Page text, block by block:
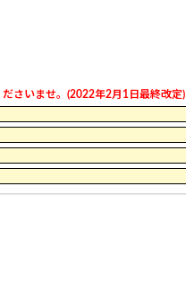
さいませ。(2022年2月1日最終改定)